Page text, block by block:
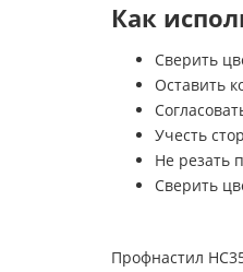
Как
Сверить
Оставить
Учесть
Не резать
Сверить
Профнастил